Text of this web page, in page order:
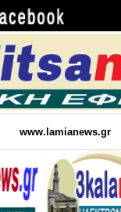
www.lamianews.gr